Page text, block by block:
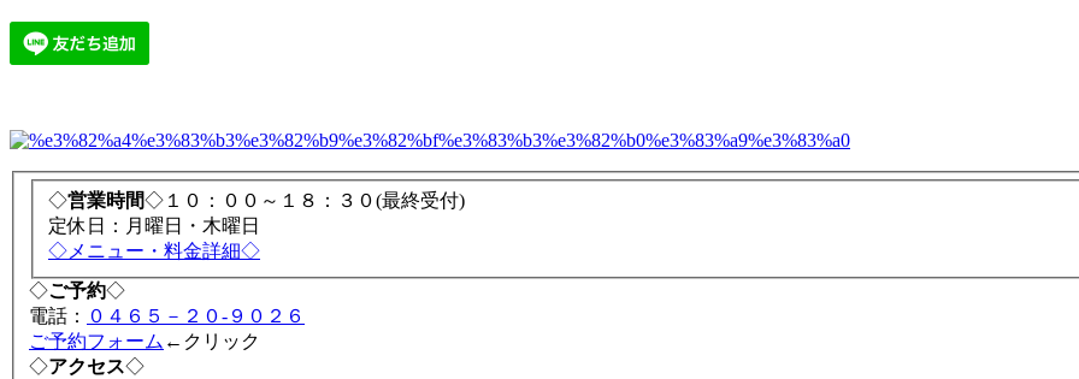
◇営業時間◇１０：００～１８：３０(最終受付)
定休日：月曜日・木曜日
◇メニュー・料金詳細◇
◇ご予約◇
電話： ０４６５－２０-９０２６
ご予約フォーム ←クリック
◇アクセス◇